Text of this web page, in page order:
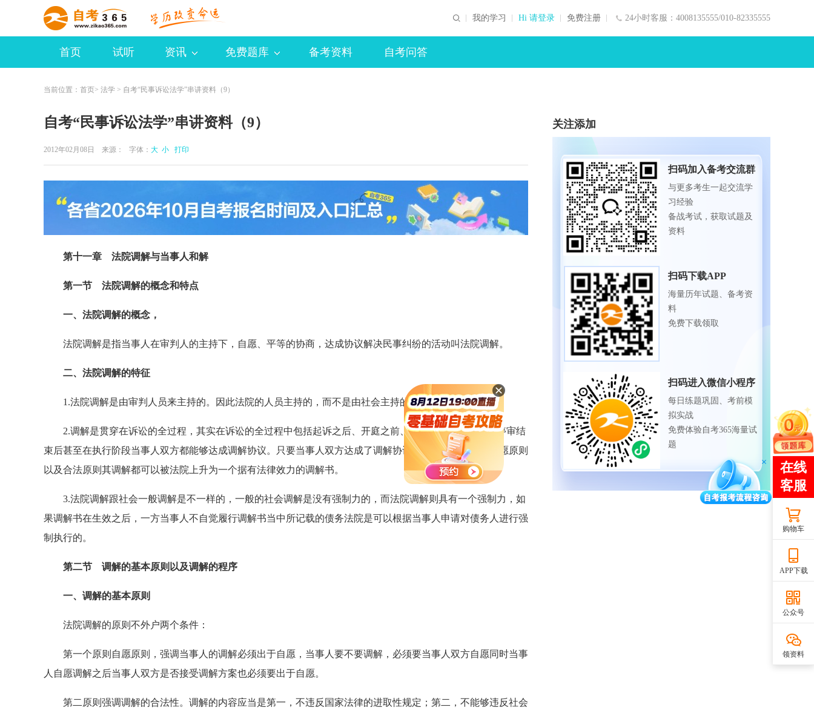
24小时客服：4008135555/010-82335555
我的学习 Hi 请登录 免费注册
首页 试听 资讯 免费题库 备考资料 自考问答
当前位置： 首页> 法学 > 自考“民事诉讼法学”串讲资料（9）
自考“民事诉讼法学”串讲资料（9）
2012年02月08日 来源： 字体： 大 小 打印
第十一章 法院调解与当事人和解
第一节 法院调解的概念和特点
一、法院调解的概念，
法院调解是指当事人在审判人的主持下，自愿、平等的协商，达成协议解决民事纠纷的活动叫法院调解。
二、法院调解的特征
1.法院调解是由审判人员来主持的。因此法院的人员主持的，而不是由社会主持的。
2.调解是贯穿在诉讼的全过程，其实在诉讼的全过程中包括起诉之后、开庭之前、在停过程当中以及在停审结
束后甚至在执行阶段当事人双方都能够达成调解协议。只要当事人双方达成了调解协议并且调解协议遵守自愿原则
以及合法原则其调解都可以被法院上升为一个据有法律效力的调解书。
3.法院调解跟社会一般调解是不一样的，一般的社会调解是没有强制力的，而法院调解则具有一个强制力，如
果调解书在生效之后，一方当事人不自觉履行调解书当中所记载的债务法院是可以根据当事人申请对债务人进行强
制执行的。
第二节 调解的基本原则以及调解的程序
一、调解的基本原则
法院调解的原则不外户两个条件：
第一个原则自愿原则，强调当事人的调解必须出于自愿，当事人要不要调解，必须要当事人双方自愿同时当事
人自愿调解之后当事人双方是否接受调解方案也必须要出于自愿。
第二原则强调调解的合法性。调解的内容应当是第一，不违反国家法律的进取性规定；第二，不能够违反社会
关注添加
扫码加入备考交流群
与更多考生一起交流学
习经验
备战考试，获取试题及
资料
扫码下载APP
海量历年试题、备考资
料
免费下载领取
扫码进入微信小程序
每日练题巩固、考前模
拟实战
免费体验自考365海量试
题
购物车
APP下载
公众号
领资料